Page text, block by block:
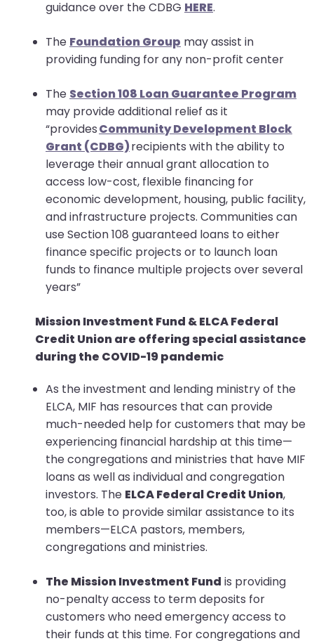
guidance over the CDBG HERE.
The Foundation Group may assist in
providing funding for any non-profit center
The Section 108 Loan Guarantee Program
may provide additional relief as it
“providesCommunity Development Block
Grant (CDBG)recipients with the ability to
leverage their annual grant allocation to
access low-cost, flexible financing for
economic development, housing, public facility,
and infrastructure projects. Communities can
use Section 108 guaranteed loans to either
finance specific projects or to launch loan
funds to finance multiple projects over several
years”
Mission Investment Fund & ELCA Federal
Credit Union are offering special assistance
during the COVID-19 pandemic
As the investment and lending ministry of the
ELCA, MIF has resources that can provide
much-needed help for customers that may be
experiencing financial hardship at this time—
the congregations and ministries that have MIF
loans as well as individual and congregation
investors. The ELCA Federal Credit Union,
too, is able to provide similar assistance to its
members—ELCA pastors, members,
congregations and ministries.
The Mission Investment Fund is providing
no-penalty access to term deposits for
customers who need emergency access to
their funds at this time. For congregations and